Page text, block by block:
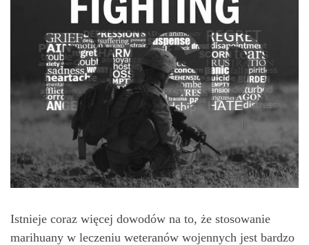
Istnieje coraz więcej dowodów na to, że stosowanie
marihuany w leczeniu weteranów wojennych jest bardzo